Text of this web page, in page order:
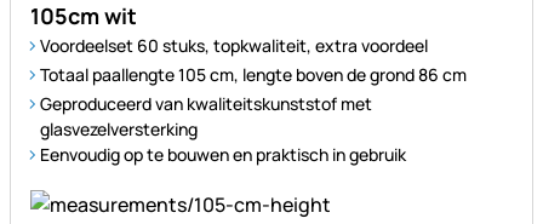
105cm wit
Voordeelset 60 stuks, topkwaliteit, extra voordeel
Totaal paallengte 105 cm, lengte boven de grond 86 cm
Geproduceerd van kwaliteitskunststof met
glasvezelversterking
Eenvoudig op te bouwen en praktisch in gebruik